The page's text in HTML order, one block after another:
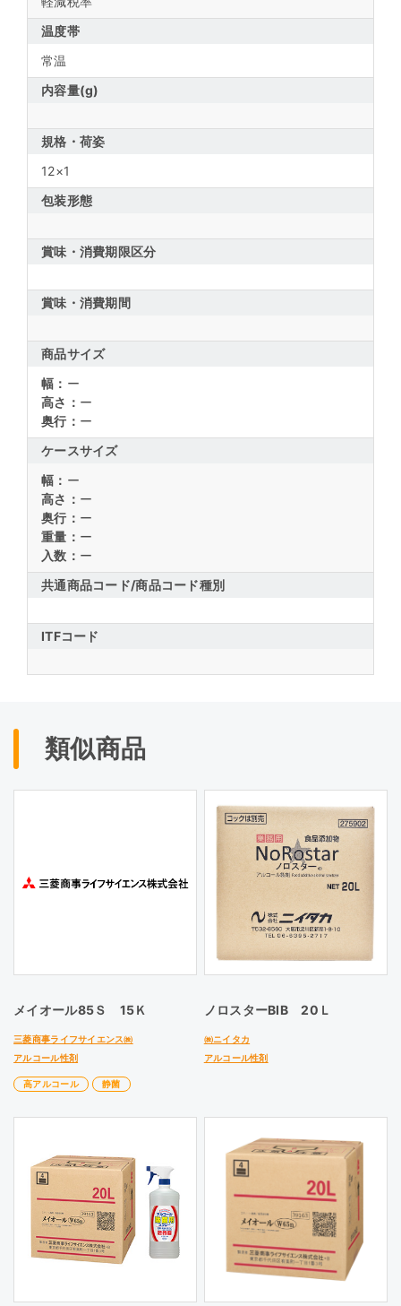
温度帯
常温
内容量(g)
規格・荷姿
12×1
包装形態
賞味・消費期限区分
賞味・消費期間
商品サイズ
幅： ー
高さ： ー
奥行： ー
ケースサイズ
幅： ー
高さ： ー
奥行： ー
重量： ー
入数： ー
共通商品コード/商品コード種別
ITFコード
類似商品
メイオール85Ｓ 15Ｋ
三菱商事ライフサイエンス㈱
アルコール性剤
高アルコール 静菌
ノロスターBIB 20Ｌ
㈱ニイタカ
アルコール性剤